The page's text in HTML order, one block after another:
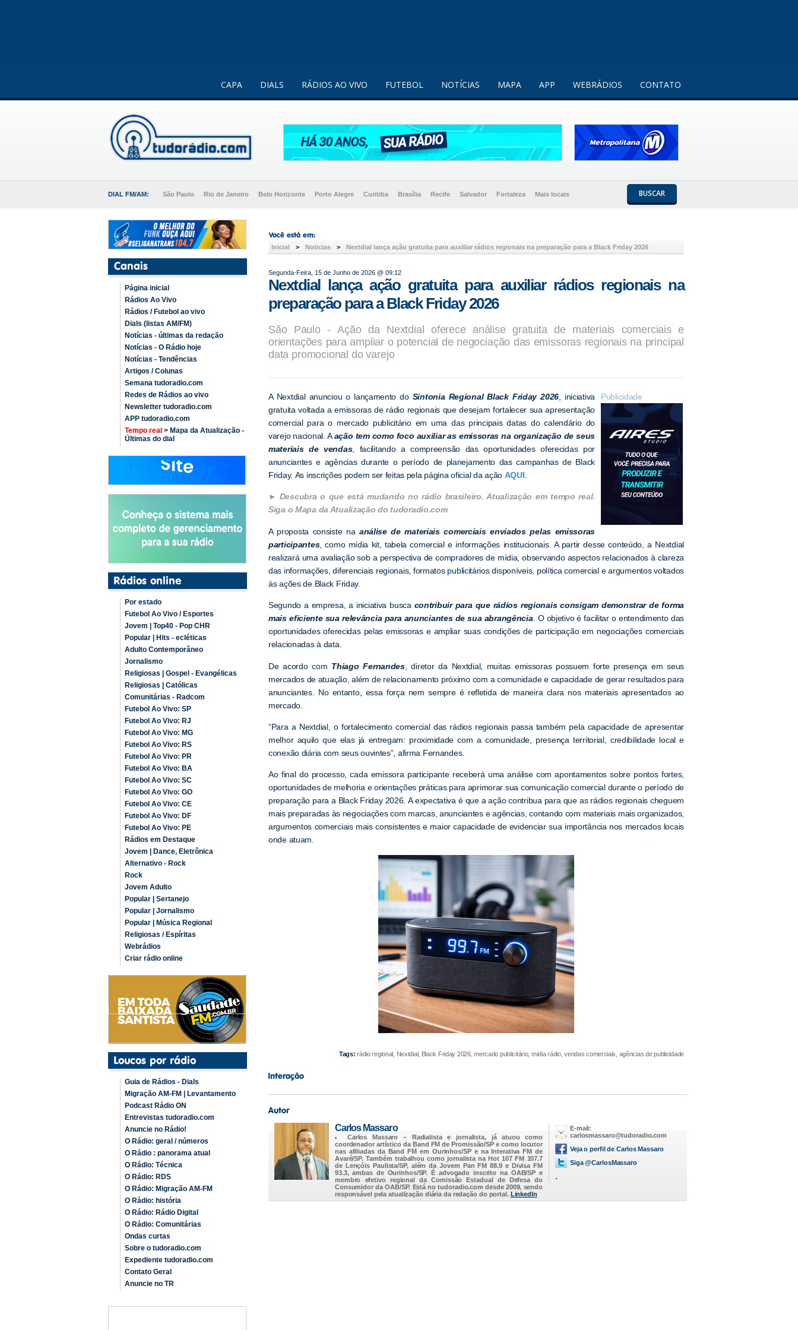
CAPA DIALS RÁDIOS AO VIVO FUTEBOL NOTÍCIAS MAPA APP WEBRÁDIOS CONTATO
DIAL FM/AM: São Paulo Rio de Janeiro Belo Horizonte Porto Alegre Curitiba Brasília Recife Salvador Fortaleza Mais locais BUSCAR
Página inicial
Rádios Ao Vivo
Rádios / Futebol ao vivo
Dials (listas AM/FM)
Notícias - últimas da redação
Notícias - O Rádio hoje
Notícias - Tendências
Artigos / Colunas
Semana tudoradio.com
Redes de Rádios ao vivo
Newsletter tudoradio.com
APP tudoradio.com
Tempo real > Mapa da Atualização -
Últimas do dial
Por estado
Futebol Ao Vivo / Esportes
Jovem | Top40 - Pop CHR
Popular | Hits - ecléticas
Adulto Contemporâneo
Jornalismo
Religiosas | Gospel - Evangélicas
Religiosas | Católicas
Comunitárias - Radcom
Futebol Ao Vivo: SP
Futebol Ao Vivo: RJ
Futebol Ao Vivo: MG
Futebol Ao Vivo: RS
Futebol Ao Vivo: PR
Futebol Ao Vivo: BA
Futebol Ao Vivo: SC
Futebol Ao Vivo: GO
Futebol Ao Vivo: CE
Futebol Ao Vivo: DF
Futebol Ao Vivo: PE
Rádios em Destaque
Jovem | Dance, Eletrônica
Alternativo - Rock
Rock
Jovem Adulto
Popular | Sertanejo
Popular | Jornalismo
Popular | Música Regional
Religiosas / Espíritas
Webrádios
Criar rádio online
Guia de Rádios - Dials
Migração AM-FM | Levantamento
Podcast Rádio ON
Entrevistas tudoradio.com
Anuncie no Rádio!
O Rádio: geral / números
O Rádio : panorama atual
O Rádio: Técnica
O Rádio: RDS
O Rádio: Migração AM-FM
O Rádio: história
O Rádio: Rádio Digital
O Rádio: Comunitárias
Ondas curtas
Sobre o tudoradio.com
Expediente tudoradio.com
Contato Geral
Anuncie no TR
Inicial > Noticias > Nextdial lança ação gratuita para auxiliar rádios regionais na preparação para a Black Friday 2026
Segunda-Feira, 15 de Junho de 2026 @ 09:12
Nextdial lança ação gratuita para auxiliar rádios regionais na
preparação para a Black Friday 2026
São Paulo - Ação da Nextdial oferece análise gratuita de materiais comerciais e
orientações para ampliar o potencial de negociação das emissoras regionais na principal
data promocional do varejo
Publicidade
A Nextdial anunciou o lançamento do Sintonia Regional Black Friday 2026 , iniciativa
gratuita voltada a emissoras de rádio regionais que desejam fortalecer sua apresentação
comercial para o mercado publicitário em uma das principais datas do calendário do
varejo nacional. Aação tem como foco auxiliar as emissoras na organização de seus
materiais de vendas, facilitando a compreensão das oportunidades oferecidas por
anunciantes e agências durante o período de planejamento das campanhas de Black
Friday. As inscrições podem ser feitas pela página oficial da ação AQUI
Descubra o que está mudando no rádio brasileiro. Atualização em tempo real.
Siga o Mapa da Atualização do tudoradio.com
A proposta consiste na análise de materiais comerciais enviados pelas emissoras
participantes, como mídia kit, tabela comercial e informações institucionais. A partir desse conteúdo, a Nextdial
realizará uma avaliação sob a perspectiva de compradores de mídia, observando aspectos relacionados à clareza
das informações, diferenciais regionais, formatos publicitários disponíveis, política comercial e argumentos voltados
às ações de Black Friday.
Segundo a empresa, a iniciativa busca contribuir para que rádios regionais consigam demonstrar de forma
mais eficiente sua relevância para anunciantes de sua abrangência . O objetivo é facilitar o entendimento das
oportunidades oferecidas pelas emissoras e ampliar suas condições de participação em negociações comerciais
relacionadas à data.
De acordo com Thiago Fernandes, diretor da Nextdial, muitas emissoras possuem forte presença em seus
mercados de atuação, além de relacionamento próximo com a comunidade e capacidade de gerar resultados para
anunciantes. No entanto, essa força nem sempre é refletida de maneira clara nos materiais apresentados ao
mercado.
“Para a Nextdial, o fortalecimento comercial das rádios regionais passa também pela capacidade de apresentar
melhor aquilo que elas já entregam: proximidade com a comunidade, presença territorial, credibilidade local e
conexão diária com seus ouvintes”, afirma Fernandes.
Ao final do processo, cada emissora participante receberá uma análise com apontamentos sobre pontos fortes,
oportunidades de melhoria e orientações práticas para aprimorar sua comunicação comercial durante o período de
preparação para a Black Friday 2026. A expectativa é que a ação contribua para que as rádios regionais cheguem
mais preparadas às negociações com marcas, anunciantes e agências, contando com materiais mais organizados,
argumentos comerciais mais consistentes e maior capacidade de evidenciar sua importância nos mercados locais
onde atuam.
Tags: rádio regional, Nextdial, Black Friday 2026, mercado publicitário, mídia rádio, vendas comerciais, agências de publicidade
Carlos Massaro
Carlos Massaro – Radialista e jornalista, já atuou como
coordenador artístico da Band FM de Promissão/SP e como locutor
nas afiliadas da Band FM em Ourinhos/SP e na Interativa FM de
Avaré/SP. Também trabalhou como jornalista na Hot 107 FM 107.7
de Lençóis Paulista/SP, além da Jovem Pan FM 88.9 e Divisa FM
93.3, ambas de Ourinhos/SP. É advogado inscrito na OAB/SP e
membro efetivo regional da Comissão Estadual de Defesa do
Consumidor da OAB/SP. Está notudoradio.com desde 2009, sendo
responsável pela atualização diária da redação do portal. LinkedIn
E-mail:
carlosmassaro@tudoradio.com
Veja o perfil de Carlos Massaro
Siga @CarlosMassaro
.